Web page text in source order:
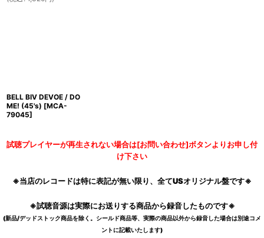
BELL BIV DEVOE / DO
ME! (45's) [MCA-
79045]
試聴プレイヤーが再生されない場合は[お問い合わせ]ボタンよりお申し付
け下さい
※当店のレコードは特に表記が無い限り、全てUSオリジナル盤です※
※試聴音源は実際にお送りする商品から録音したものです※
(新品/デッドストック商品を除く。シールド商品等、実際の商品以外から録音した場合は別途コメ
ントに記載いたします)